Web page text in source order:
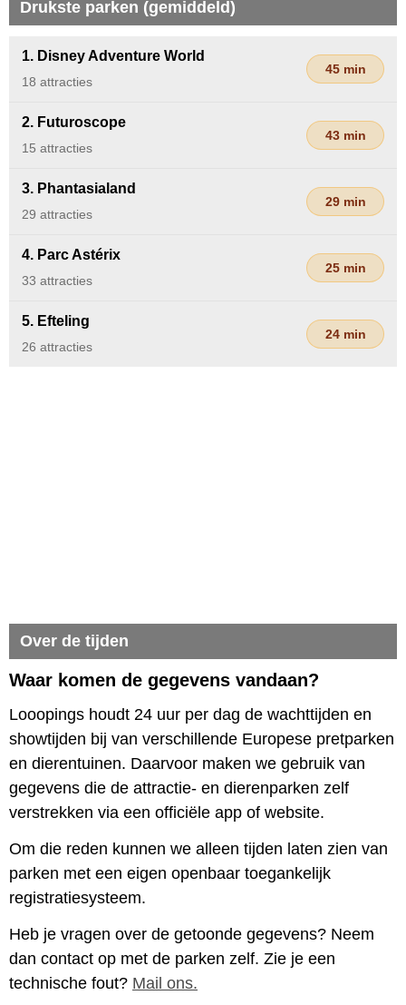
Drukste parken (gemiddeld)
1. Disney Adventure World
18 attracties
45 min
2. Futuroscope
15 attracties
43 min
3. Phantasialand
29 attracties
29 min
4. Parc Astérix
33 attracties
25 min
5. Efteling
26 attracties
24 min
Over de tijden
Waar komen de gegevens vandaan?
Looopings houdt 24 uur per dag de wachttijden en
showtijden bij van verschillende Europese pretparken
en dierentuinen. Daarvoor maken we gebruik van
gegevens die de attractie- en dierenparken zelf
verstrekken via een officiële app of website.
Om die reden kunnen we alleen tijden laten zien van
parken met een eigen openbaar toegankelijk
registratiesysteem.
Heb je vragen over de getoonde gegevens? Neem
dan contact op met de parken zelf. Zie je een
technische fout? Mail ons.